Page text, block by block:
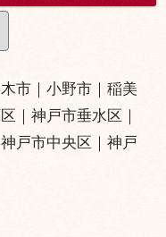
市 ｜小野市｜稲美
｜神戸市垂水区
神戸市中央区 ｜神戸